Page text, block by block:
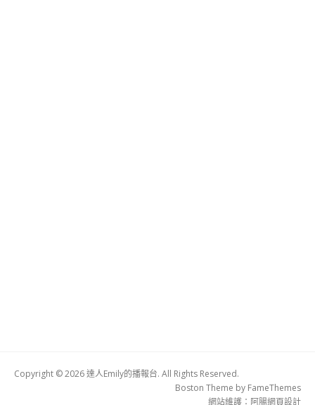
Copyright © 2026 達人Emily的播報台. All Rights Reserved.
Boston Theme by FameThemes
網站維護： 阿腸網頁設計